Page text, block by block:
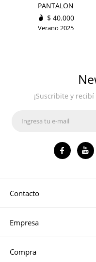
PANTALON
$ 40.000
Verano 2025
Contacto
Empresa
Compra
¡Suscribite y
 